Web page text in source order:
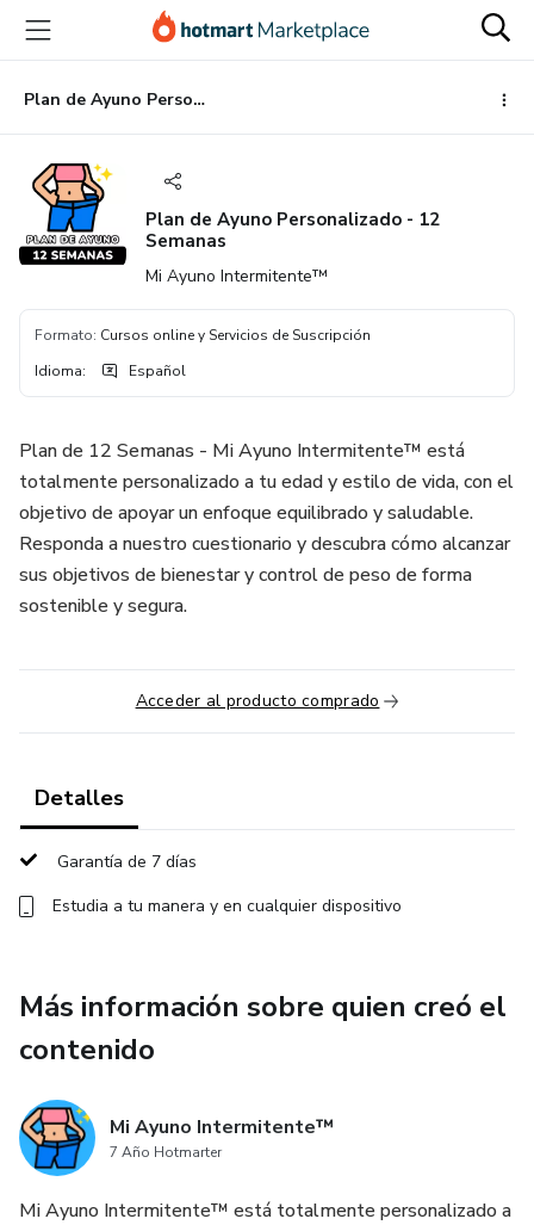
principal
página
de
página
Plan de Ayuno Personalizado - 12 Semanas
Plan de Ayuno Personalizado - 12
Semanas
Mi Ayuno Intermitente™
Formato: Cursos online y Servicios de Suscripción
Idioma: Español
Plan de 12 Semanas - Mi Ayuno Intermitente™ está
totalmente personalizado a tu edad y estilo de vida, con el
objetivo de apoyar un enfoque equilibrado y saludable.
Responda a nuestro cuestionario y descubra cómo alcanzar
sus objetivos de bienestar y control de peso de forma
sostenible y segura.
Acceder al producto comprado
Detalles
Garantía de 7 días
Estudia a tu manera y en cualquier dispositivo
Más información sobre quien creó el
contenido
Mi Ayuno Intermitente™
7 Año Hotmarter
Mi Ayuno Intermitente™ está totalmente personalizado a